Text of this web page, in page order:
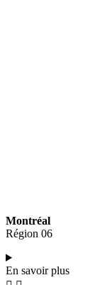
Montréal
Région 06
En savoir plus